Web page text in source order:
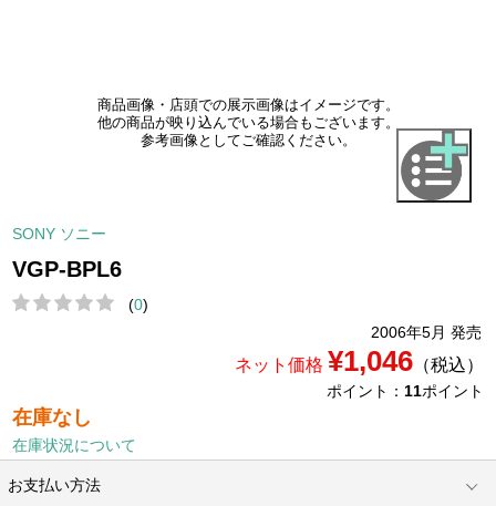
商品画像・店頭での展示画像はイメージです。
他の商品が映り込んでいる場合もございます。
参考画像としてご確認ください。
SONY ソニー
VGP-BPL6
(0)
2006年5月 発売
ネット価格 ¥1,046（税込）
ポイント： 11ポイント
在庫なし
在庫状況について
お支払い方法